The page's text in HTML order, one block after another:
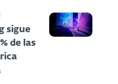
sigue
de las